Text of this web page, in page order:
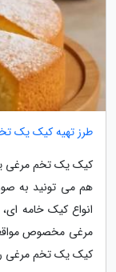
طرز تهیه کیک یک تخم مرغی با
کیک یک تخم مرغی
هم می تونید به
انواع کیک خامه
مرغی مخصوص
کیک یک تخم مرغی